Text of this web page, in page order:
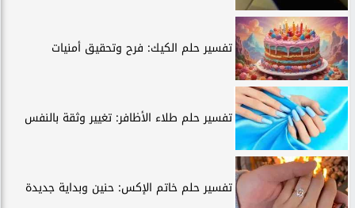
تفسير حلم الكيك: فرح وتحقيق أمنيات
تفسير حلم طلاء الأظافر: تغيير وثقة بالنفس
تفسير حلم خاتم الإكس: حنين وبداية جديدة